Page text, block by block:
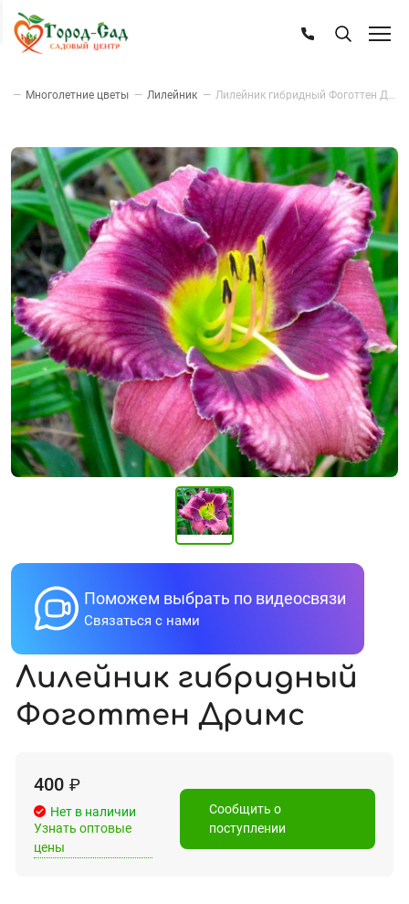
— Многолетние цветы — Лилейник —
Поможем выбрать по видеосвязи
Связаться с нами
Лилейник гибридный
Фоготтен Дримс
400 ₽
Нет в наличии
Узнать оптовые
цены
Сообщить о
поступлении